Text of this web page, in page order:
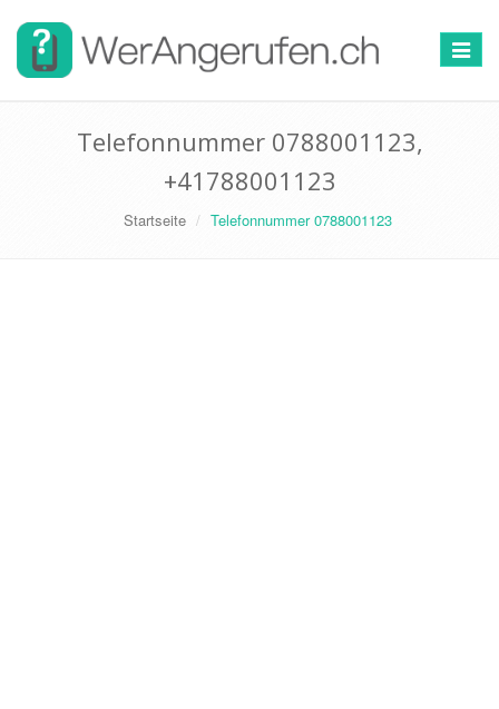
Toggle
Telefonnummer 0788001123,
+41788001123
Startseite Telefonnummer 0788001123